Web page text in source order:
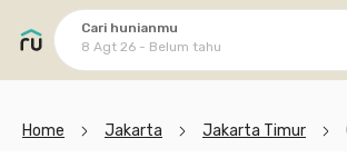
Cari hunianmu
8 Agt 26 - Belum tahu
Home Jakarta Jakarta Timur